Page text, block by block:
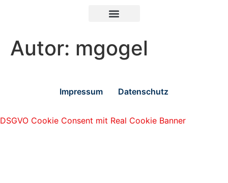
Autor: mgogel
Impressum Datenschutz
DSGVO Cookie Consent mit Real Cookie Banner